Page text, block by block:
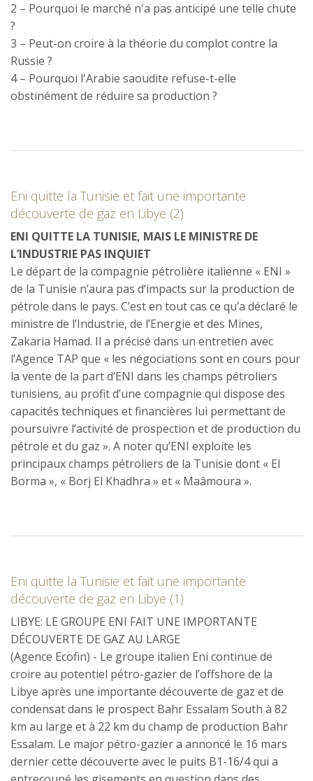
2 – Pourquoi le marché n'a pas anticipé une telle chute
?
3 – Peut-on croire à la théorie du complot contre la
Russie ?
4 – Pourquoi l'Arabie saoudite refuse-t-elle
obstinément de réduire sa production ?
Eni quitte la Tunisie et fait une importante
découverte de gaz en Libye (2)
ENI QUITTE LA TUNISIE, MAIS LE MINISTRE DE
L’INDUSTRIE PAS INQUIET
Le départ de la compagnie pétrolière italienne « ENI »
de la Tunisie n’aura pas d’impacts sur la production de
pétrole dans le pays. C’est en tout cas ce qu’a déclaré le
ministre de l’Industrie, de l’Energie et des Mines,
Zakaria Hamad. Il a précisé dans un entretien avec
l’Agence TAP que « les négociations sont en cours pour
la vente de la part d’ENI dans les champs pétroliers
tunisiens, au profit d’une compagnie qui dispose des
capacités techniques et financières lui permettant de
poursuivre l’activité de prospection et de production du
pétrole et du gaz ». A noter qu’ENI exploite les
principaux champs pétroliers de la Tunisie dont « El
Borma », « Borj El Khadhra » et « Maâmoura ».
Eni quitte la Tunisie et fait une importante
découverte de gaz en Libye (1)
LIBYE: LE GROUPE ENI FAIT UNE IMPORTANTE
DÉCOUVERTE DE GAZ AU LARGE
(Agence Ecofin) - Le groupe italien Eni continue de
croire au potentiel pétro-gazier de l’offshore de la
Libye après une importante découverte de gaz et de
condensat dans le prospect Bahr Essalam South à 82
km au large et à 22 km du champ de production Bahr
Essalam. Le major pétro-gazier a annoncé le 16 mars
dernier cette découverte avec le puits B1-16/4 qui a